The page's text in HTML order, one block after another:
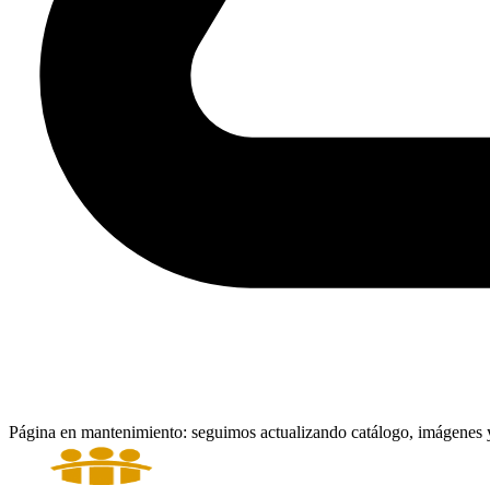
Página en mantenimiento: seguimos actualizando catálogo,